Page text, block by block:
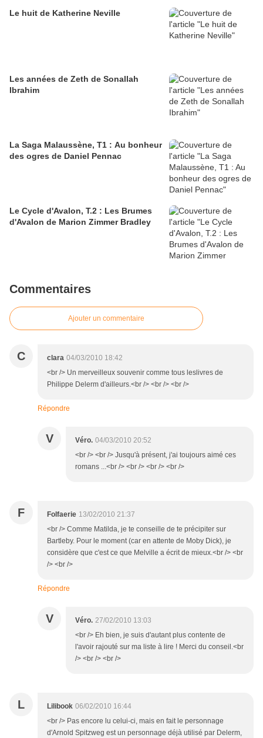
Le huit de Katherine Neville
Les années de Zeth de Sonallah
Ibrahim
La Saga Malaussène, T1 : Au bonheur
des ogres de Daniel Pennac
Le Cycle d'Avalon, T.2 : Les Brumes
d'Avalon de Marion Zimmer Bradley
Commentaires
Ajouter un commentaire
C clara 04/03/2010 18:42
<br /> Un merveilleux souvenir comme tous leslivres de
Philippe Delerm d'ailleurs.<br /> <br /> <br />
Répondre
V Véro. 04/03/2010 20:52
<br /> <br /> Jusqu'à présent, j'ai toujours aimé ces
romans ...<br /> <br /> <br /> <br />
F Folfaerie 13/02/2010 21:37
<br /> Comme Matilda, je te conseille de te précipiter sur
Bartleby. Pour le moment (car en attente de Moby Dick), je
considère que c'est ce que Melville a écrit de mieux.<br /> <br
/> <br />
Répondre
V Véro. 27/02/2010 13:03
<br /> Eh bien, je suis d'autant plus contente de
l'avoir rajouté sur ma liste à lire ! Merci du conseil.<br
/> <br /> <br />
L Lilibook 06/02/2010 16:44
<br /> Pas encore lu celui-ci, mais en fait le personnage
d'Arnold Spitzweg est un personnage déjà utilisé par Delerm,